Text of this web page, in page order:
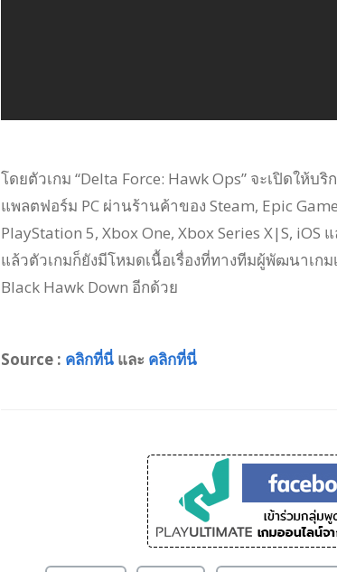
โดยตัวเกม “Delta Force: Hawk Ops” จะเปิดให้บ
แพลตฟอร์ม PC ผ่านร้านค้าของ Steam, Epic
PlayStation 5, Xbox One, Xbox Series X|S, iOS
แล้วตัวเกมก็ยังมีโหมดเนื้อเรื่องที่ทางทีมผู้พัฒนาเกม
Black Hawk Down อีกด้วย
Source : คลิกที่นี่และ คลิกที่นี่